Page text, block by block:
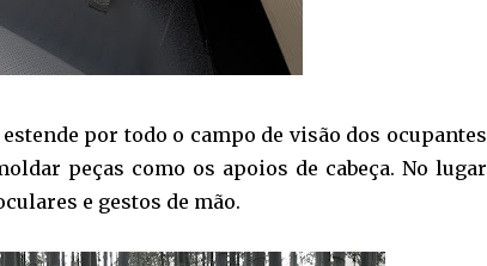
por todo o campo de visão dos ocupantes
peças como os apoios de cabeça. No lugar
e gestos de mão.